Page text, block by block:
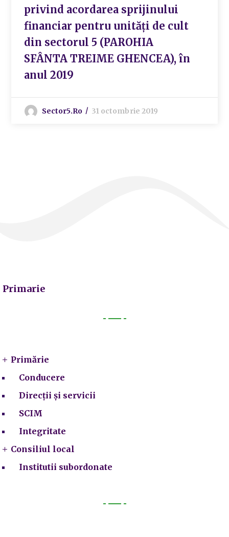
privind acordarea sprijinului
financiar pentru unități de cult
din sectorul 5 (PAROHIA
SFÂNTA TREIME GHENCEA), în
anul 2019
Sector5.ro 31 octombrie 2019
Primarie
Primărie
Conducere
Direcții și servicii
SCIM
Integritate
Consiliul local
Institutii subordonate